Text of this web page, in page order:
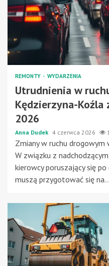
REMONTY WYDARZENIA
Utrudnienia w
Kędzierzyna-
2026
Anna Dudek 4 czerwca 2026
Zmiany w ruchu
W związku z
kierowcy poruszający się
muszą przygotować się na...